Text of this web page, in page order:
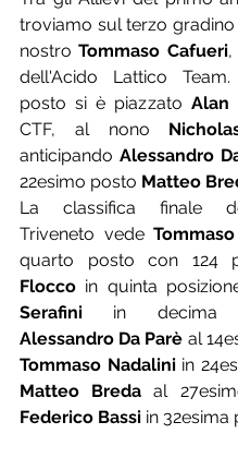
troviamo sul terzo
nostro Tommaso Cafueri,
dell'Acido Lattico
posto si è piazzato Alan
CTF, al nono
anticipando Alessandro
22esimo posto Matteo
La classifica finale
Triveneto vede
quarto posto con 124
Flocco in quinta
Serafini
Alessandro Da Parè
Tommaso Nadalini
Matteo Breda
Federico Bassi in 32esima